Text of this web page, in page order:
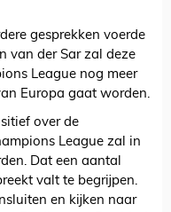
gesprekken voerde
van der Sar zal deze
League nog meer
Europa gaat worden.
over de
League zal in
Dat een aantal
valt te begrijpen.
en kijken naar